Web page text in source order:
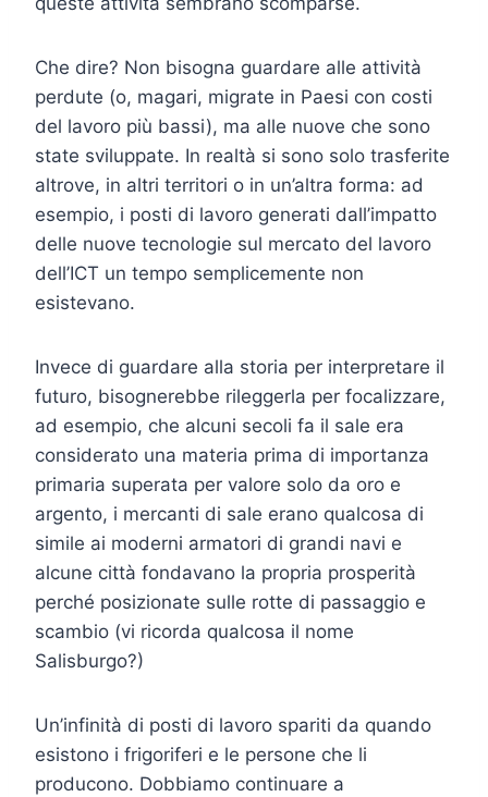
Che dire? Non bisogna guardare alle attività
perdute (o, magari, migrate in Paesi con costi
del lavoro più bassi), ma alle nuove che sono
state sviluppate. In realtà si sono solo trasferite
altrove, in altri territori o in un’altra forma: ad
esempio, i posti di lavoro generati dall’impatto
delle nuove tecnologie sul mercato del lavoro
dell’ICT un tempo semplicemente non
esistevano.
Invece di guardare alla storia per interpretare il
futuro, bisognerebbe rileggerla per focalizzare,
ad esempio, che alcuni secoli fa il sale era
considerato una materia prima di importanza
primaria superata per valore solo da oro e
argento, i mercanti di sale erano qualcosa di
simile ai moderni armatori di grandi navi e
alcune città fondavano la propria prosperità
perché posizionate sulle rotte di passaggio e
scambio (vi ricorda qualcosa il nome
Salisburgo?)
Un’infinità di posti di lavoro spariti da quando
esistono i frigoriferi e le persone che li
producono. Dobbiamo continuare a